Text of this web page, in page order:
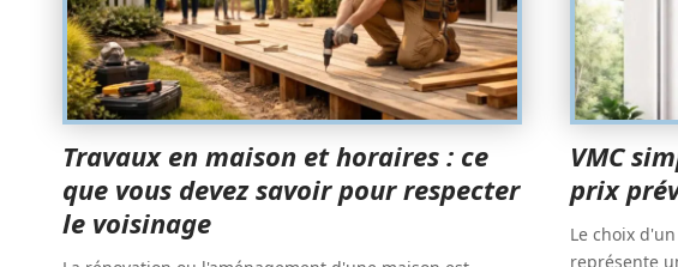
Travaux en maison et horaires : ce
que vous devez savoir pour respecter
le voisinage
VMC
prix
Le choix
représente